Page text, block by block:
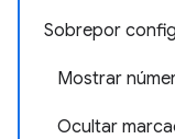
Sobrepor
Mostrar
Ocultar